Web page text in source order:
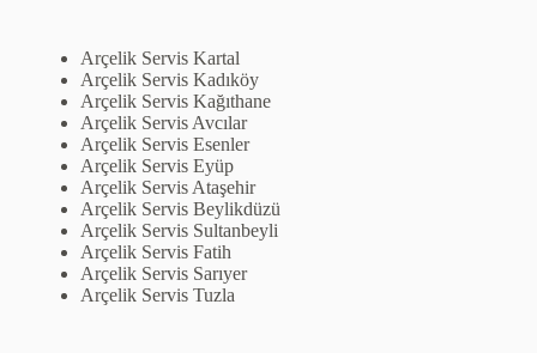
Arçelik Servis Kartal
Arçelik Servis Kadıköy
Arçelik Servis Kağıthane
Arçelik Servis Avcılar
Arçelik Servis Esenler
Arçelik Servis Eyüp
Arçelik Servis Ataşehir
Arçelik Servis Beylikdüzü
Arçelik Servis Sultanbeyli
Arçelik Servis Fatih
Arçelik Servis Sarıyer
Arçelik Servis Tuzla